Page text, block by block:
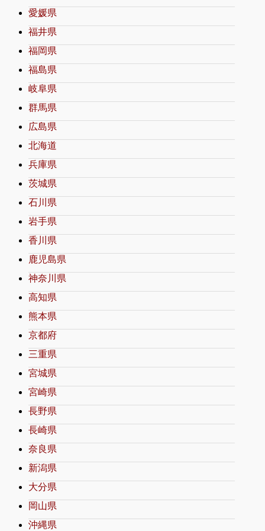
愛媛県
福井県
福岡県
福島県
岐阜県
群馬県
広島県
北海道
兵庫県
茨城県
石川県
岩手県
香川県
鹿児島県
神奈川県
高知県
熊本県
京都府
三重県
宮城県
宮崎県
長野県
長崎県
奈良県
新潟県
大分県
岡山県
沖縄県